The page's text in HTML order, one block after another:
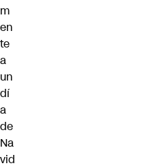
m
en
te
a
un
dí
a
de
Na
vid